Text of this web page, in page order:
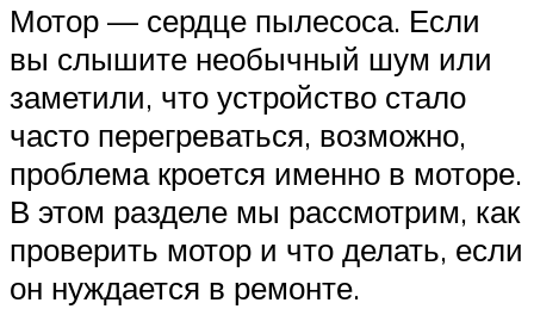
Мотор — сердце пылесоса. Если
вы слышите необычный шум или
заметили, что устройство стало
часто перегреваться, возможно,
проблема кроется именно в моторе.
В этом разделе мы рассмотрим, как
проверить мотор и что делать, если
он нуждается в ремонте.